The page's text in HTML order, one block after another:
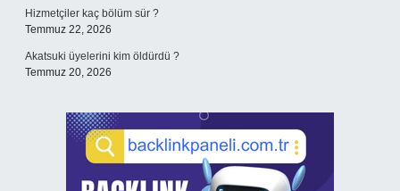
Hizmetçiler kaç bölüm sür ?
Temmuz 22, 2026
Akatsuki üyelerini kim öldürdü ?
Temmuz 20, 2026